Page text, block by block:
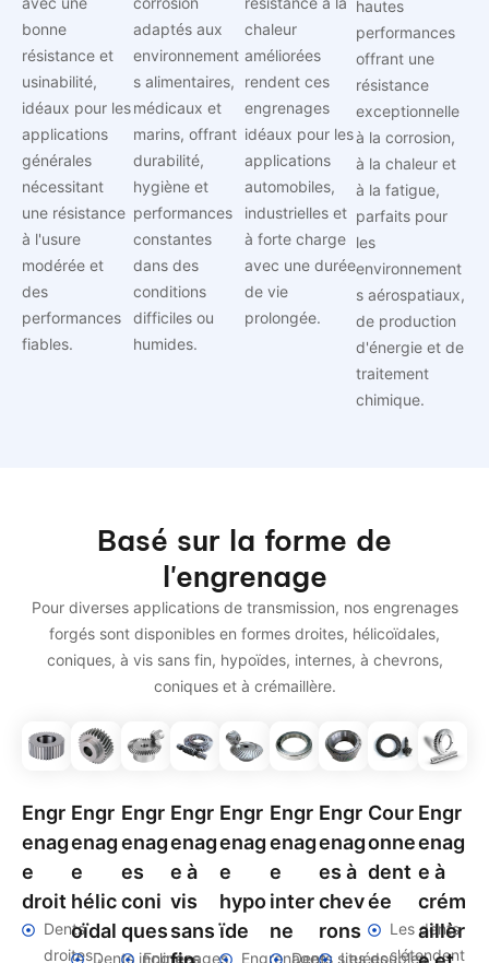
bonne
résistance et
usinabilité,
idéaux pour les
applications
générales
nécessitant
une résistance
à l'usure
modérée et
des
performances
fiables.
adaptés aux
environnement
s alimentaires,
médicaux et
marins, offrant
durabilité,
hygiène et
performances
constantes
dans des
conditions
difficiles ou
humides.
chaleur
améliorées
rendent ces
engrenages
idéaux pour les
applications
automobiles,
industrielles et
à forte charge
avec une durée
de vie
prolongée.
hautes
performances
offrant une
résistance
exceptionnelle
à la corrosion,
à la chaleur et
à la fatigue,
parfaits pour
les
environnement
s aérospatiaux,
de production
d'énergie et de
traitement
chimique.
Basé sur la forme de
l'engrenage
Pour diverses applications de transmission, nos engrenages
forgés sont disponibles en formes droites, hélicoïdales,
coniques, à vis sans fin, hypoïdes, internes, à chevrons,
coniques et à crémaillère.
Engr
enag
e
droit
Dents
droites ;
Engr
enag
e
hélic
oïdal
Dents inclinées
Engr
enag
es
coni
ques
Engrenages
Engr
enag
e à
vis
sans
Engr
enag
e
hypo
ïde
Engrenages
Engr
enag
e
inter
ne
Dents situées
Engr
enag
es à
chev
rons
Les doubles
Cour
onne
dent
ée
Les dents
s'étendent
Engr
enag
e à
crém
aillèr